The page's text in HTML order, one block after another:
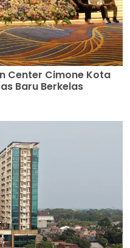
Center Cimone Kota
Baru Berkelas